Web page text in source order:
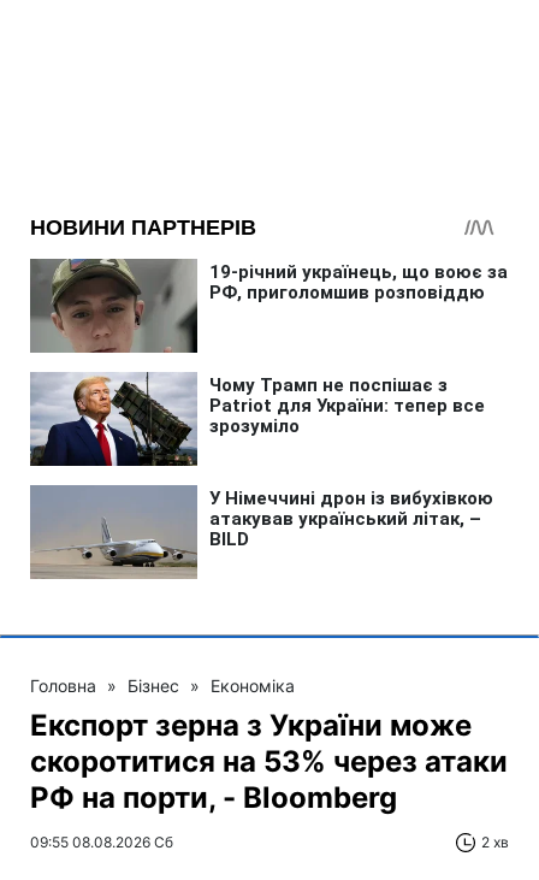
Головна » Бізнес » Економіка
Експорт зерна з України може
скоротитися на 53% через атаки
РФ на порти, - Bloomberg
09:55 08.08.2026 Сб 2 хв